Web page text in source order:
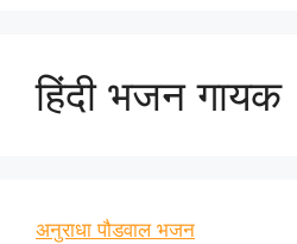
हिंदी भजन गायक
अनुराधा पौडवाल भजन